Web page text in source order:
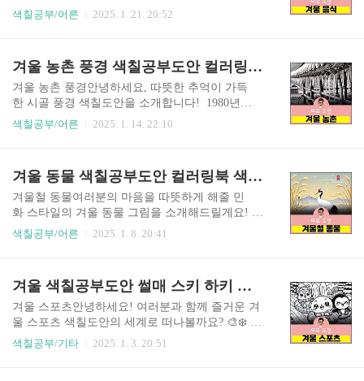
는 전통적으로 설날에 아이들에게 선물하던 작
은 주머니예요. 비단이나 천으로 예쁘게 만들어
었다고 해요. 복주머니의 색상도 의미가 있는데요:
- 빨간색: 행운과 기쁨 ..
은 제가 준비한 겨울 음식 색칠도안으로 즐거운 시
씨엔 역시 얼큰한 김치찌개죠! 김장독에서 맛있
게 숙성된 김치로 끓인 김치찌개는 추운 겨울날 최
고의 별미랍니다. 빨간 국물에서 모락모락 피어나
는 김도 잊지 말고 표현해주세요! 🔥 🥘 설날 하
면 떠오르는 하얀 떡국도 빼놓을 수 없죠. 맑고 깊
쁘게 그려볼까요? 🥣 🎊 아삭아삭 시원한 동치
미! 겨울 김장철에 꼭 담가먹는 별미죠..
색칠공부/어른 2025. 1. 21. 20:52
겨울 농촌 풍경 색칠공부도안 컬러링북 색칠하기 색칠공부 유아 어르신 노인 시니어 인지프로그램 치매예방 활동지 무료
겨울 농촌 풍경안녕하세요, 따뜻한 추억이 가득
한 시골 풍경 색칠도안을 소개합니다! 1980년
대 우리 시골 마을의 겨울 풍경을 담아보았어요. 하
런 정겨운 시골 풍경을 10가지 장면으로 담아보았
답니다: 🏠 눈 덮인 논과 밭에서는 까치가 먹이
를 찾아 콩콩 뛰어다니고, 두터운 눈이불을 덮은 논
둑이 고요히 겨울잠을 자고 있어요. 🌾 짚단과 볏짚
더미는 마을의 보물창고예요. 소도 먹고, 지붕도 덮
가 끊이질 않았어요. 미끄러운 얼음 위에서 '미끌미
끌~' 놀이하는 재미가 얼마나 컸던..
색칠공부/어른 2025. 1. 14. 22:10
겨울 동물 색칠공부도안 컬러링북 색칠하기 색칠공부 유아 어르신 노인 시니어 인지프로그램 치매예방 활동지 무료
겨울철 동물여러분의 마음을 따뜻하게 해줄 민
화 스타일의 겨울 동물 그림을 소개해드릴게요! 🖌️
❄️ 은은한 수묵화처럼 펼쳐지는 "눈 위의 토끼" 🐰
운 분위기를 자아내죠. 포근한 설원 위 "소복히 쌓
인 눈 속의 여우" 🦊는 마치 따스한 이불을 덮은 듯
편안한 모습이에요. 나무 위 작은 새들의 모습이 여
우의 고독한 겨울잠에 재잘거림을 더해주죠. "눈송
이를 바라보는 사슴" 🦌은 순수한 호기심으로 가
색칠공부/어른 2025. 1. 8. 20:41
겨울 색칠공부도안 썰매 스키 하키 컬러링북 색칠하기 색칠공부 유아 어르신 노인 시니어 인지프로그램 치매예방 활동지 무료
겨울 스포츠안녕하세요! 여러분과 함께 즐거운 겨
울 스포츠 색칠도안의 세계로 떠나볼까요? 🎨❄️ 우
리의 첫 번째 도안은 "스키 타는 동물 친구들"이에
색칠공부/기타 2025. 1. 3. 20:51